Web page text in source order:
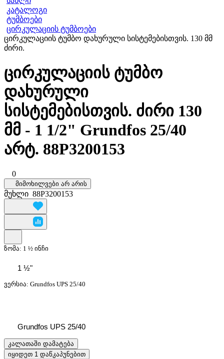
კატალოგი
ტუმბოები
ცირკულაციის ტუმბოები
ცირკულაციის ტუმბო დახურული სისტემებისთვის. 130 მმ
ძირი.
ცირკულაციის ტუმბო
დახურული
სისტემებისთვის. ძირი 130
მმ - 1 1/2" Grundfos 25/40
არტ. 88P3200153
0
მიმოხილვები არ არის
მუხლი 88P3200153
ზომა: 1 ½ ინჩი
1 ½"
ვერსია: Grundfos UPS 25/40
Grundfos UPS 25/40
კალათაში დამატება
იყიდეთ 1 დაწკაპუნებით